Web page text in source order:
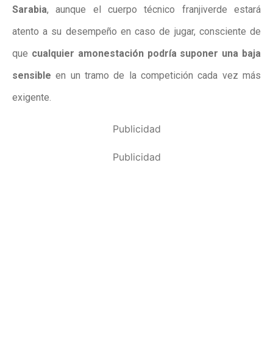
Sarabia, aunque el cuerpo técnico franjiverde estará
atento a su desempeño en caso de jugar, consciente de
que cualquier amonestación podría suponer una baja
sensible en un tramo de la competición cada vez más
exigente.
Publicidad
Publicidad